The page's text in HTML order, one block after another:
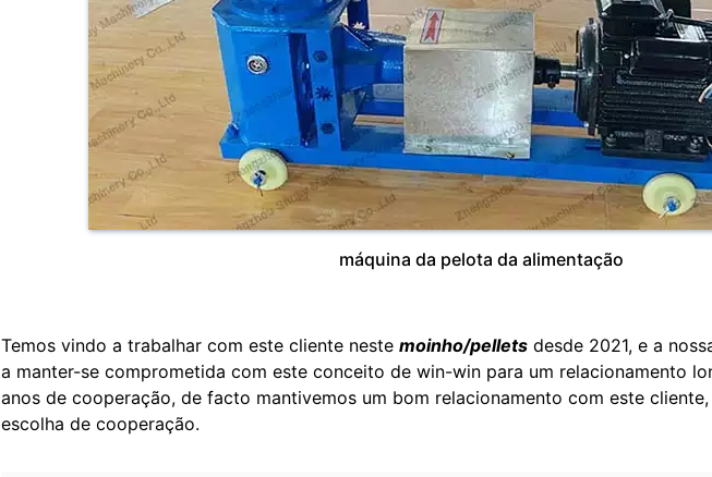
máquina da pelota da alimentação
Temos vindo a trabalhar com este cliente neste moinho/pellets desde 2021, e a
a manter-se comprometida com este conceito de win-win para um relacionamento
anos de cooperação, de facto mantivemos um bom relacionamento com este
escolha de cooperação.